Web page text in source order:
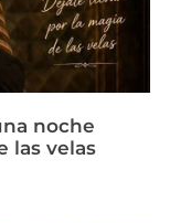
noche
las velas